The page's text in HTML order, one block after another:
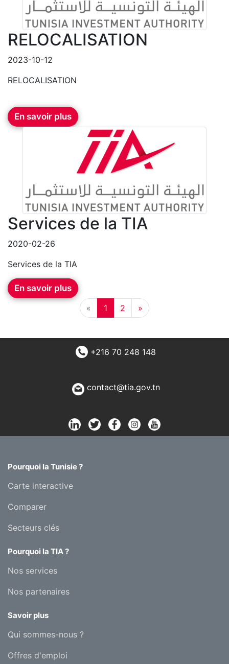
RELOCALISATION
2023-10-12
RELOCALISATION
En savoir plus
Services de la TIA
2020-02-26
Services de la TIA
En savoir plus
«
1 2 »
+216 70 248 148
contact@tia.gov.tn
Pourquoi la Tunisie ?
Carte interactive
Comparer
Secteurs clés
Pourquoi la TIA ?
Nos services
Nos partenaires
Savoir plus
Qui sommes-nous ?
Offres d'emploi